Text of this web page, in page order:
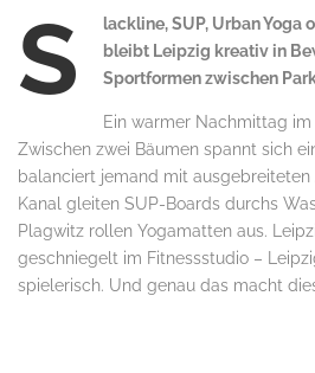
S
lackline, SUP, Urban Yoga
bleibt Leipzig kreativ in
Sportformen zwischen
Ein warmer Nachmittag
Zwischen zwei Bäumen spannt sich
balanciert jemand mit ausgebreiteten
Kanal gleiten SUP-Boards durchs
Plagwitz rollen Yogamatten aus.
geschniegelt im Fitnessstudio –
spielerisch. Und genau das macht